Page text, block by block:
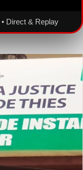
Direct & Replay